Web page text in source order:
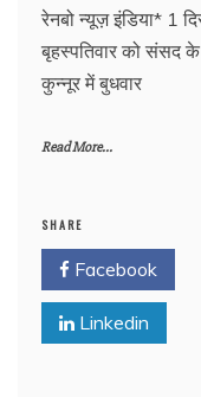
रेनबो न्यूज़ इंडिया* 1
बृहस्पतिवार को संसद
कुन्नूर में बुधवार
Read More...
SHARE
Facebook
Linkedin